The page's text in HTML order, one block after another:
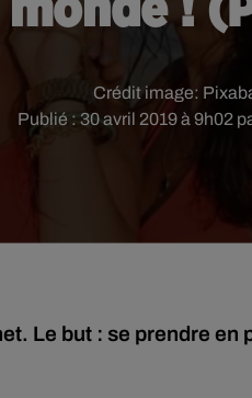
monde !
Publié : 30 avril 2019 à 9h02
Crédit image:
Le but : se prendre en